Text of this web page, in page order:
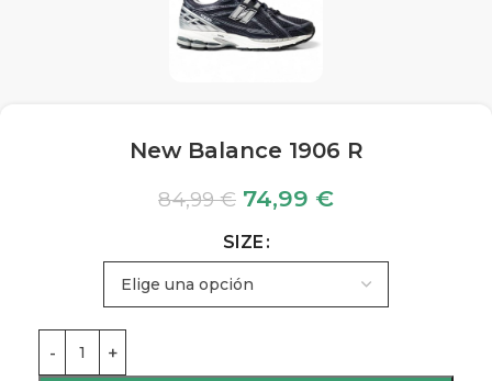
New Balance 1906 R
84,99€ 74,99 €
SIZE